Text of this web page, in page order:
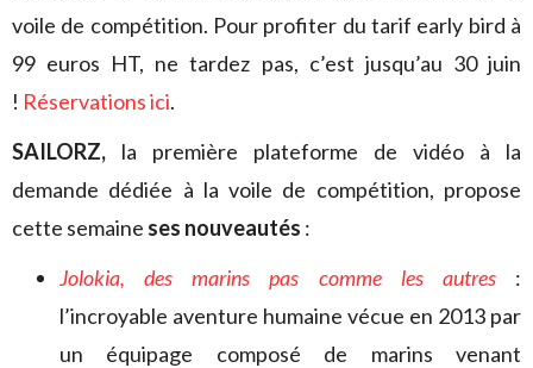
voile de compétition. Pour profiter du tarif early bird à
99 euros HT, ne tardez pas, c’est jusqu’au 30 juin
! Réservations ici.
SAILORZ, la première plateforme de vidéo à la
demande dédiée à la voile de compétition, propose
cette semaine ses nouveautés :
Jolokia, des marins pas comme les autres
:
l’incroyable aventure humaine vécue en 2013 par
un équipage composé de marins venant